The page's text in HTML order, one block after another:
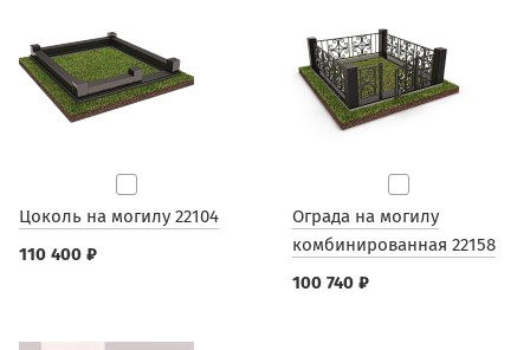
Цоколь на могилу 22104
110 400 ₽
Ограда на могилу
комбинированная 22158
100 740 ₽